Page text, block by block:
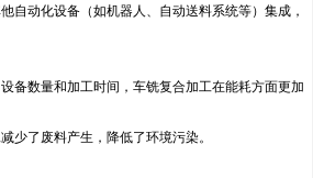
自动化设备（如机器人、自动送料系统等）集成，
备数量和加工时间，车铣复合加工在能耗方面更加
少了废料产生，降低了环境污染。